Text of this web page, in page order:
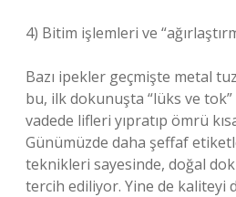
4) Bitim işlemleri ve
Bazı ipekler geçmişte metal
bu, ilk dokunuşta “lüks ve
vadede lifleri yıpratıp ömrü
Günümüzde daha şeffaf
teknikleri sayesinde, doğal
tercih ediliyor. Yine de kaliteyi